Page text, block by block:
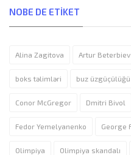
NOBE DE ETIKET
Alina Zagitova Artur Beterbiev
boks təlimləri buz üzgüçülüğü
Conor McGregor Dmitri Bivol
Fedor Yemelyanenko George
Olimpiya Olimpiya skandalı